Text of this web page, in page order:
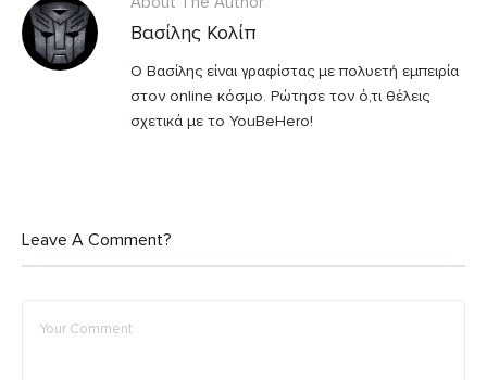
o
o
k
e
r
A
p
σ
ε
ί
τ
Βασίλης Κολίπ
Ο Βασίλης είναι γραφίστας με πολυετή εμπειρία
στον online κόσμο. Ρώτησε τον ό,τι θέλεις
σχετικά με το YouBeHero!
Leave A Comment?